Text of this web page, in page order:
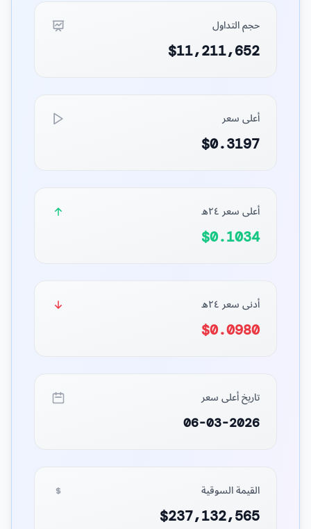
حجم التداول
$11,211,652
أعلى سعر
$0.3197
أعلى سعر ٢٤ه
$0.1034
أدنى سعر ٢٤ه
$0.0980
تاريخ أعلى سعر
06-03-2026
القيمة السوقية
$237,132,565